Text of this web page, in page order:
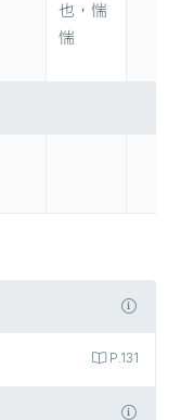
也，惴
惴
P.131